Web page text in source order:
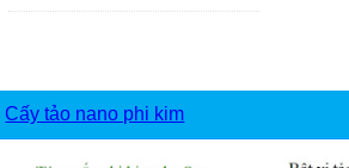
Cấy tảo nano phi kim